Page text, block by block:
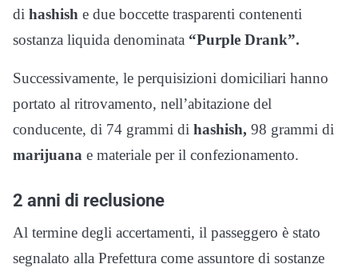
di hashish e due boccette trasparenti contenenti
sostanza liquida denominata “Purple Drank”.
Successivamente, le perquisizioni domiciliari hanno
portato al ritrovamento, nell’abitazione del
conducente, di 74 grammi di hashish, 98 grammi di
marijuana e materiale per il confezionamento.
2 anni di reclusione
Al termine degli accertamenti, il passeggero è stato
segnalato alla Prefettura come assuntore di sostanze